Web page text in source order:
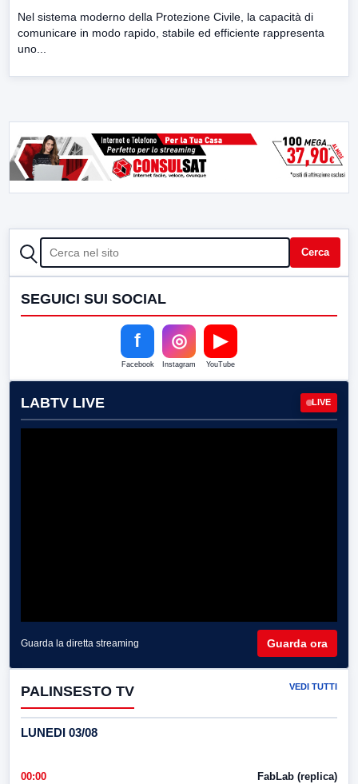
Nel sistema moderno della Protezione Civile, la capacità di
comunicare in modo rapido, stabile ed efficiente rappresenta
uno...
CERCA Cerca
SEGUICI SUI SOCIAL
f
Facebook
◎
Instagram
▶
YouTube
LABTV LIVE LIVE
Guarda la diretta streaming Guarda ora
PALINSESTO TV VEDI TUTTI
LUNEDI 03/08
00:00 FabLab (replica)